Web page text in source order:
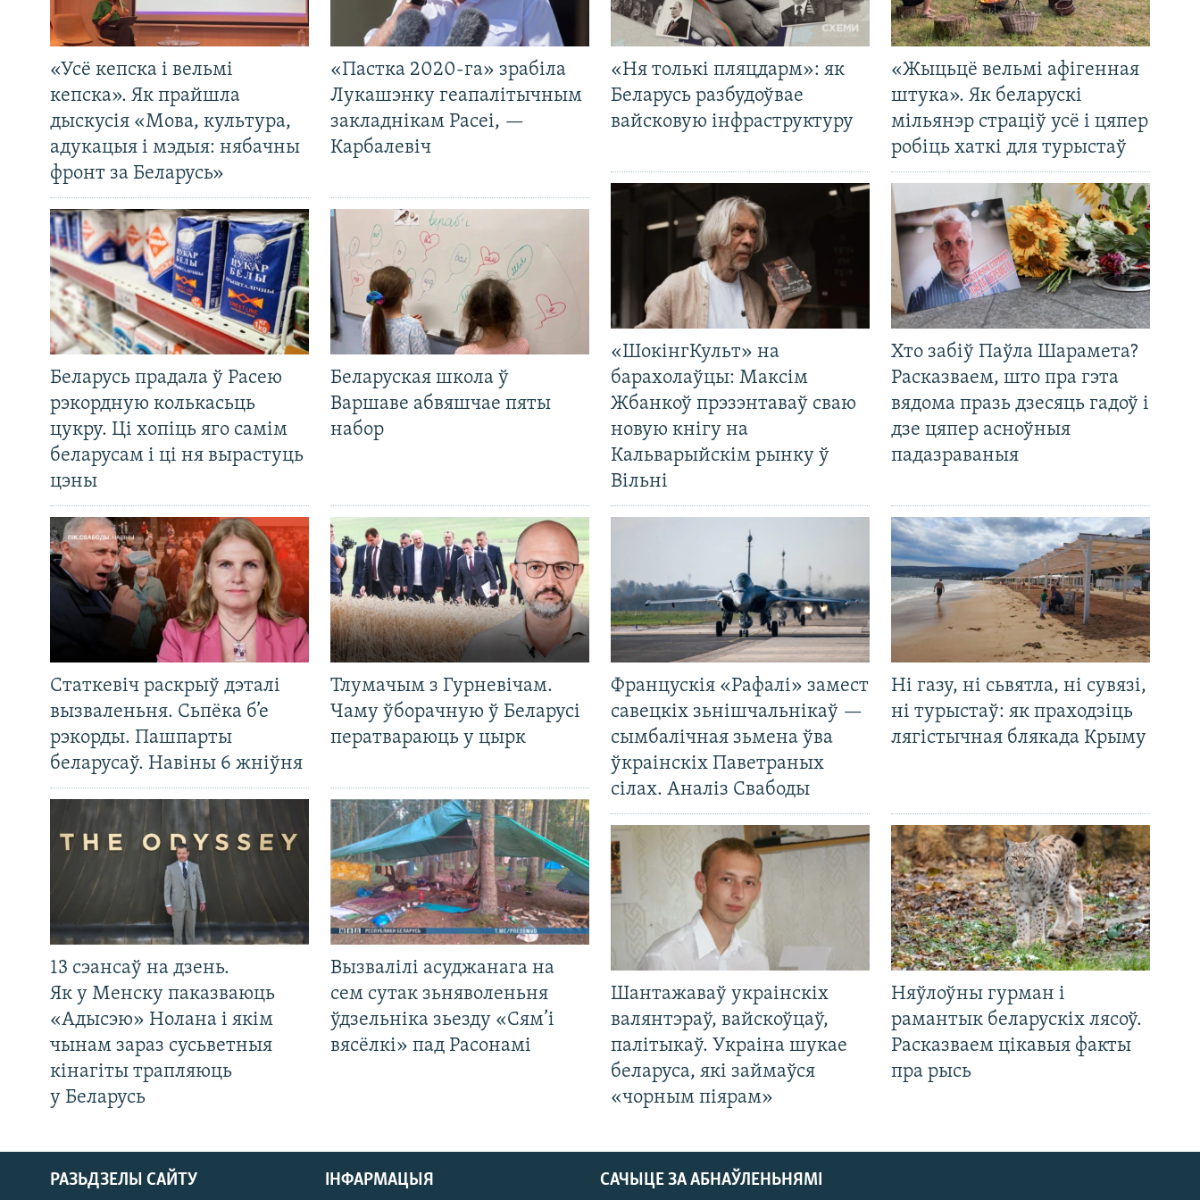
«Усё кепска і вельмі
кепска». Як прайшла
дыскусія «Мова, культура,
адукацыя і мэдыя: нябачны
фронт за Беларусь»
«Пастка 2020-га» зрабіла
Лукашэнку геапалітычным
закладнікам Расеі, —
Карбалевіч
Беларусь прадала ў Расею
рэкордную колькасьць
цукру. Ці хопіць яго самім
беларусам і ці ня вырастуць
цэны
Беларуская школа ў
Варшаве абвяшчае пяты
набор
Статкевіч раскрыў дэталі
вызваленьня. Сьпёка б’е
рэкорды. Пашпарты
беларусаў. Навіны 6 жніўня
Тлумачым з Гурневічам.
Чаму ўборачную ў Беларусі
ператвараюць у цырк
13 сэансаў на дзень.
Як у Менску паказваюць
«Адысэю» Нолана і якім
чынам зараз сусьветныя
кінагіты трапляюць
у Беларусь
Вызвалілі асуджанага на
сем сутак зьняволеньня
ўдзельніка зьезду «Сям’і
вясёлкі» пад Расонамі
«Ня толькі пляцдарм»: як
Беларусь разбудоўвае
вайсковую інфраструктуру
«Жыцьцё вельмі афігенная
штука». Як беларускі
мільянэр страціў усё і цяпер
робіць хаткі для турыстаў
«ШокінгКульт» на
барахолаўцы: Максім
Жбанкоў прэзэнтаваў сваю
новую кнігу на
Кальварыйскім рынку ў
Вільні
Хто забіў Паўла Шарамета?
Расказваем, што пра гэта
вядома празь дзесяць гадоў і
дзе цяпер асноўныя
падазраваныя
Францускія «Рафалі» замест
савецкіх зьнішчальнікаў —
сымбалічная зьмена ўва
ўкраінскіх Паветраных
сілах. Аналіз Свабоды
Ні газу, ні сьвятла, ні сувязі,
ні турыстаў: як праходзіць
лягістычная блякада Крыму
Шантажаваў украінскіх
валянтэраў, вайскоўцаў,
палітыкаў. Украіна шукае
беларуса, які займаўся
«чорным піярам»
Няўлоўны гурман і
рамантык беларускіх лясоў.
Расказваем цікавыя факты
пра рысь
САЧЫЦЕ ЗА АБНАЎЛЕНЬНЯМІ
РАЗЬДЗЕЛЫ САЙТУ ІНФАРМАЦЫЯ